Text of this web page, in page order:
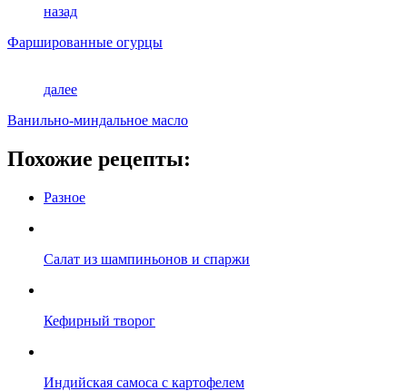
назад
Фаршированные огурцы
далее
Ванильно-миндальное масло
Похожие рецепты:
Разное
Салат из шампиньонов и спаржи
Кефирный творог
Индийская самоса с картофелем